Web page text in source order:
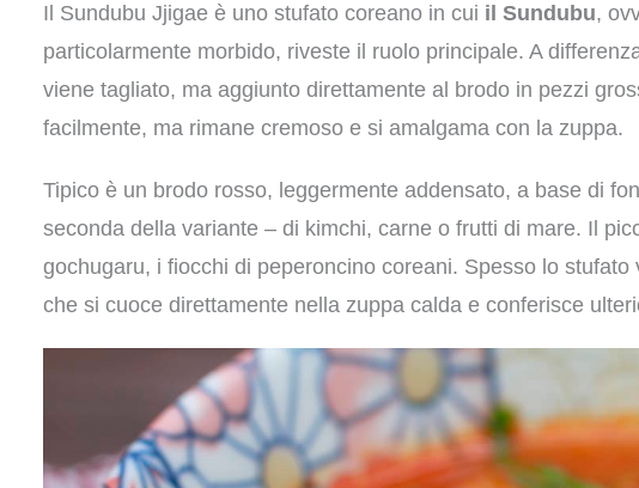
Il Sundubu Jjigae è uno stufato coreano in cui il Sundubu,
particolarmente morbido, riveste il ruolo principale. A
viene tagliato, ma aggiunto direttamente al brodo in pezzi
facilmente, ma rimane cremoso e si amalgama con la zuppa.
Tipico è un brodo rosso, leggermente addensato, a base di
seconda della variante – di kimchi, carne o frutti di mare. Il
gochugaru, i fiocchi di peperoncino coreani. Spesso lo
che si cuoce direttamente nella zuppa calda e conferisce